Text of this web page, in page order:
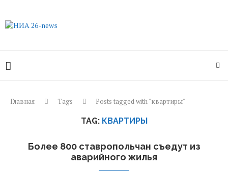
Главная Tags Posts tagged with "квартиры"
TAG: КВАРТИРЫ
Более 800 ставропольчан съедут из
аварийного жилья